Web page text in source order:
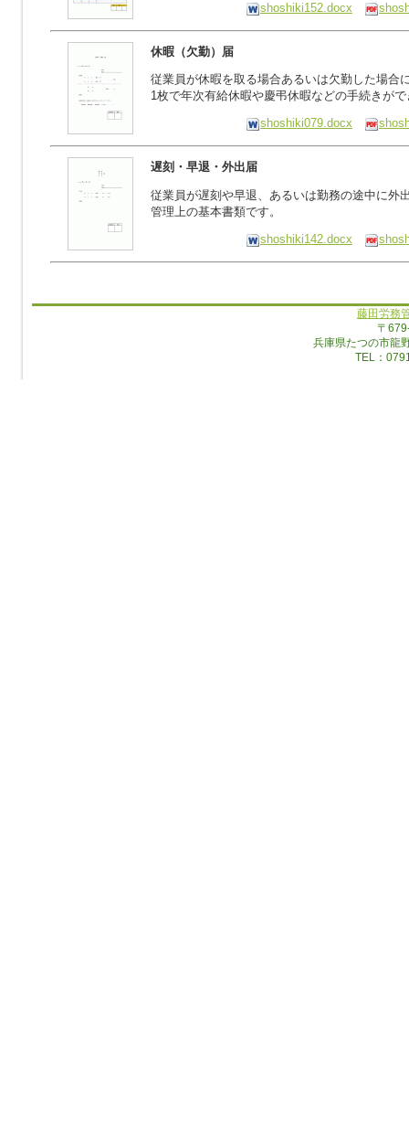
shoshiki152.docx
休暇（欠勤）届
従業員が休暇を取る場合あるいは欠勤した場合
1枚で年次有給休暇や慶弔休暇などの手続きが
shoshiki079.docx
遅刻・早退・外出届
従業員が遅刻や早退、あるいは勤務の途中に外
管理上の基本書類です。
shoshiki142.docx
藤田労務
〒
兵庫県たつの市龍
TEL：